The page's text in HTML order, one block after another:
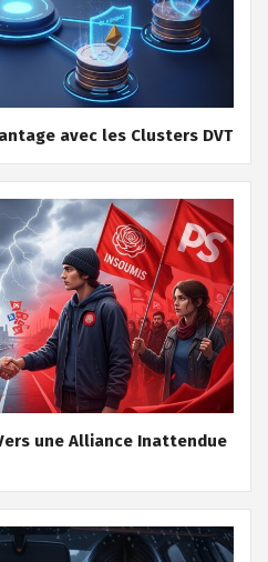
avec les Clusters DVT
une Alliance Inattendue